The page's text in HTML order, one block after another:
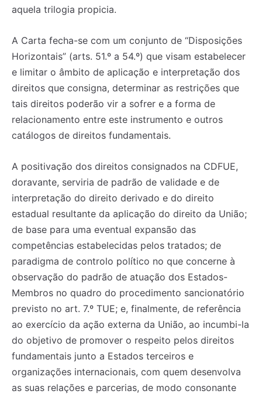
aquela trilogia propicia.
A Carta fecha-se com um conjunto de “Disposições
Horizontais” (arts. 51.º a 54.º) que visam estabelecer
e limitar o âmbito de aplicação e interpretação dos
direitos que consigna, determinar as restrições que
tais direitos poderão vir a sofrer e a forma de
relacionamento entre este instrumento e outros
catálogos de direitos fundamentais.
A positivação dos direitos consignados na CDFUE,
doravante, serviria de padrão de validade e de
interpretação do direito derivado e do direito
estadual resultante da aplicação do direito da União;
de base para uma eventual expansão das
competências estabelecidas pelos tratados; de
paradigma de controlo político no que concerne à
observação do padrão de atuação dos Estados-
Membros no quadro do procedimento sancionatório
previsto no art. 7.º TUE; e, finalmente, de referência
ao exercício da ação externa da União, ao incumbi-la
do objetivo de promover o respeito pelos direitos
fundamentais junto a Estados terceiros e
organizações internacionais, com quem desenvolva
as suas relações e parcerias, de modo consonante